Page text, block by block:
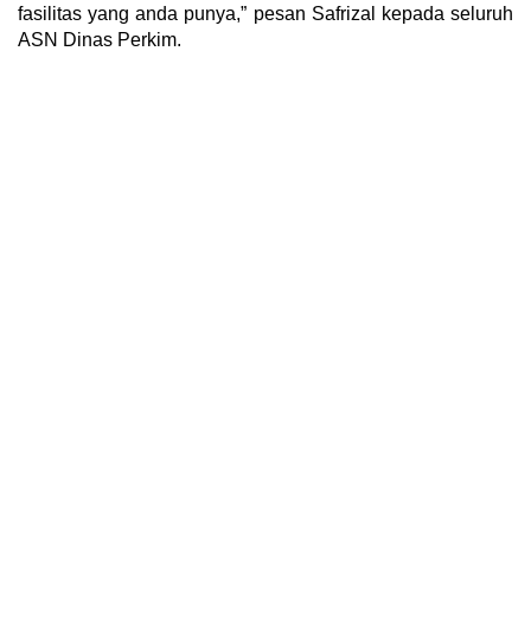
fasilitas yang anda punya,” pesan Safrizal kepada seluruh
ASN Dinas Perkim.